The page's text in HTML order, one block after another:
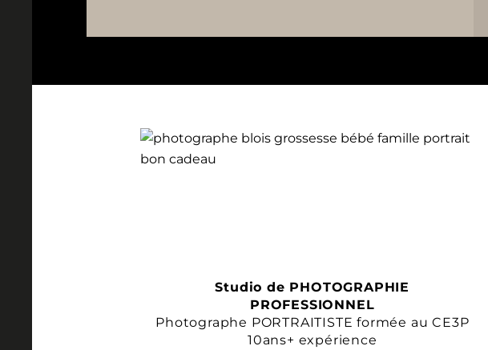
Studio de PHOTOGRAPHIE
PROFESSIONNEL
Photographe PORTRAITISTE formée au CE3P
10ans+ expérience